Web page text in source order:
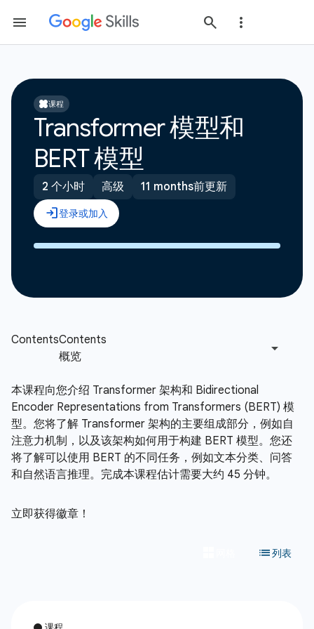
课程
Transformer 模型和
BERT 模型
2 个小时 高级 11 months前更新
本课程向您介绍 Transformer 架构和 Bidirectional
Encoder Representations from Transformers (BERT) 模
型。您将了解 Transformer 架构的主要组成部分，例如自
注意力机制，以及该架构如何用于构建 BERT 模型。您还
将了解可以使用 BERT 的不同任务，例如文本分类、问答
和自然语言推理。完成本课程估计需要大约 45 分钟。
立即获得徽章！